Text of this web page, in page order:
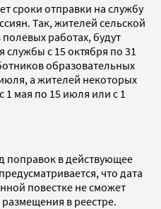
сроки отправки на службу
Так, жителей сельской
работах, будут
с 15 октября по 31
образовательных
а жителей некоторых
мая по 15 июля или с 1
поправок в действующее
что дата
повестке не сможет
в реестре.